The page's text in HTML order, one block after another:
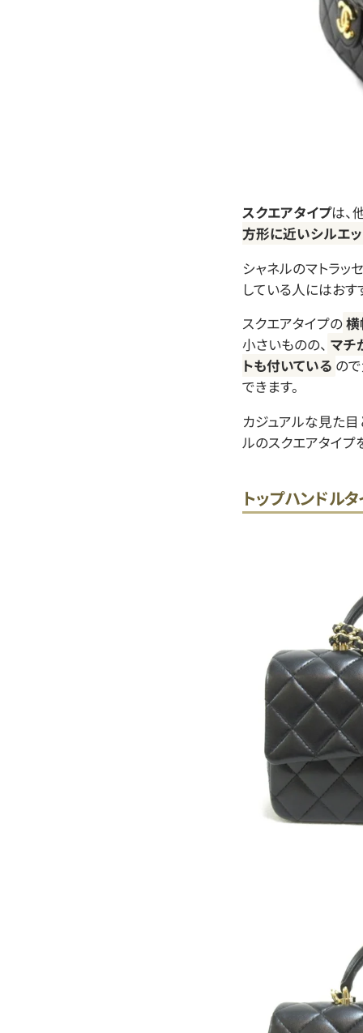
スクエアタイプは、
方形に近いシルエッ
シャネルのマトラッ
している人にはおす
スクエアタイプの
小さいものの、 マチ
トも付いている の
できます。
カジュアルな見た
ルのスクエアタイプ
トップハンドル